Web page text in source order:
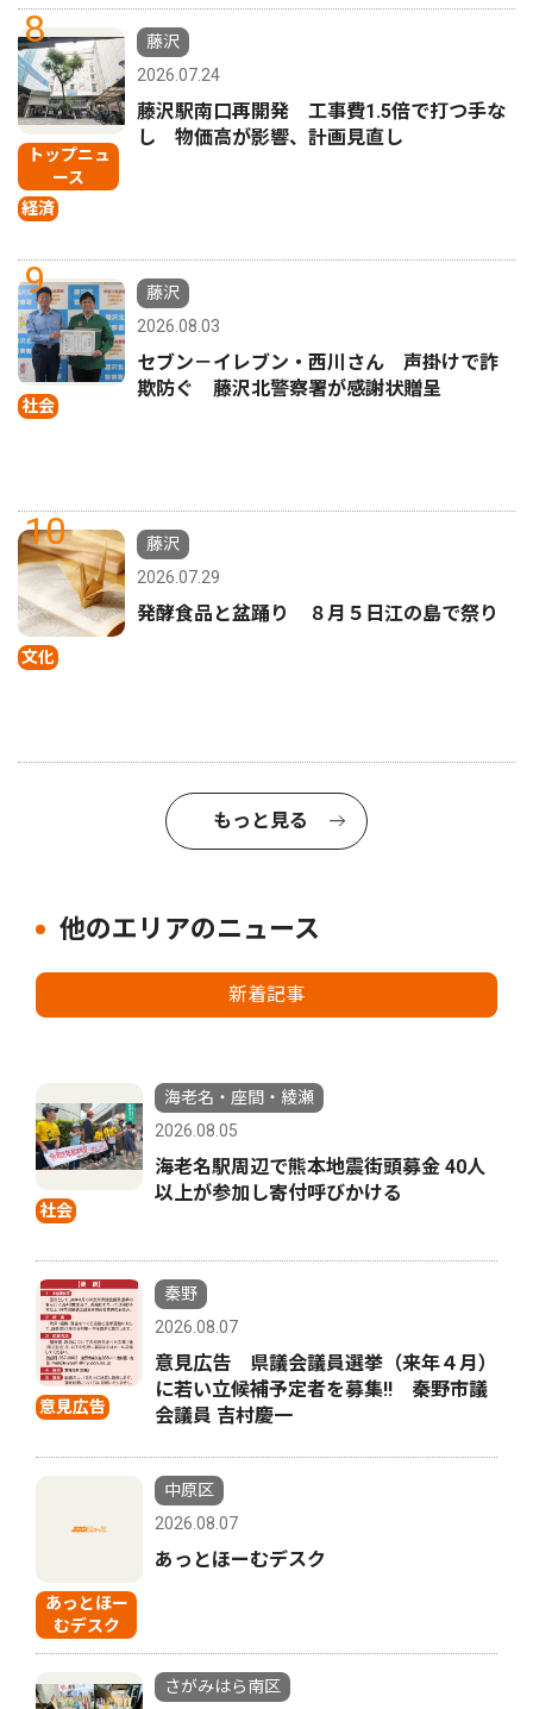
8
トップニュ
ース
経済
藤沢
2026.07.24
藤沢駅南口再開発 工事費1.5倍で打つ手な
し 物価高が影響、計画見直し
9
社会
藤沢
2026.08.03
セブン－イレブン・西川さん 声掛けで詐
欺防ぐ 藤沢北警察署が感謝状贈呈
10
文化
藤沢
2026.07.29
発酵食品と盆踊り ８月５日江の島で祭り
もっと見る
他のエリアのニュース
新着記事
社会
海老名・座間・綾瀬
2026.08.05
海老名駅周辺で熊本地震街頭募金 40人
以上が参加し寄付呼びかける
意見広告
秦野
2026.08.07
意見広告 県議会議員選挙（来年４月）
に若い立候補予定者を募集‼ 秦野市議
会議員 吉村慶一
あっとほー
むデスク
中原区
2026.08.07
あっとほーむデスク
さがみはら南区